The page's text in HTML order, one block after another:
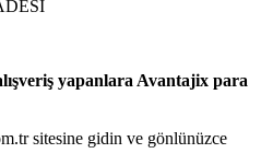
yapanlara Avantajix para
sitesine gidin ve gönlünüzce